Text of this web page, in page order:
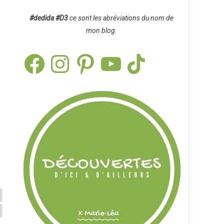
#dedida#D3ce sont les abréviations du nom de
mon blog.
FacebookInstagramPinterest TikTok